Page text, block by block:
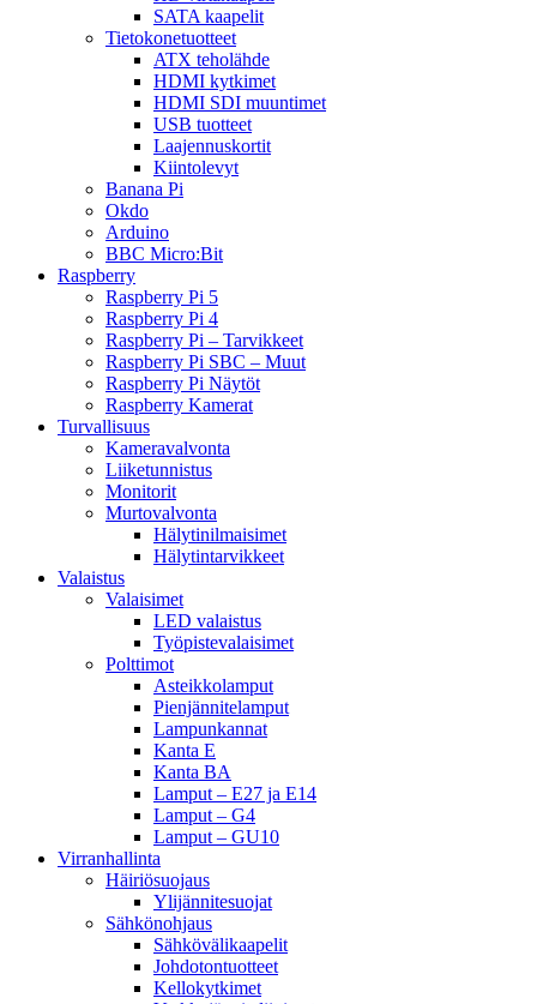
SATA kaapelit
Tietokonetuotteet
ATX teholähde
HDMI kytkimet
HDMI SDI muuntimet
USB tuotteet
Laajennuskortit
Kiintolevyt
Banana Pi
Okdo
Arduino
BBC Micro:Bit
Raspberry
Raspberry Pi 5
Raspberry Pi 4
Raspberry Pi – Tarvikkeet
Raspberry Pi SBC – Muut
Raspberry Pi Näytöt
Raspberry Kamerat
Turvallisuus
Kameravalvonta
Liiketunnistus
Monitorit
Murtovalvonta
Hälytinilmaisimet
Hälytintarvikkeet
Valaistus
Valaisimet
LED valaistus
Työpistevalaisimet
Polttimot
Asteikkolamput
Pienjännitelamput
Lampunkannat
Kanta E
Kanta BA
Lamput – E27 ja E14
Lamput – G4
Lamput – GU10
Virranhallinta
Häiriösuojaus
Ylijännitesuojat
Sähkönohjaus
Sähkövälikaapelit
Johdotontuotteet
Kellokytkimet